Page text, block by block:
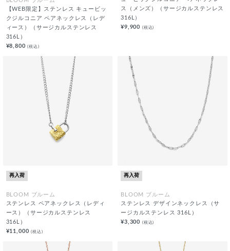
【WEB限定】ステンレス キュービッ
クジルコニア ペアネックレス（レデ
ィース）（サージカルステンレス
316L）
¥8,800(税込)
ス（メンズ）（サージカルステンレス
316L）
¥9,900 (税込)
再入荷
BLOOM ブルーム
ステンレス ペアネックレス（レディ
ース）（サージカルステンレス
316L）
¥11,000(税込)
再入荷
BLOOM ブルーム
ステンレス デザインネックレス（サ
ージカルステンレス 316L）
¥3,300 (税込)